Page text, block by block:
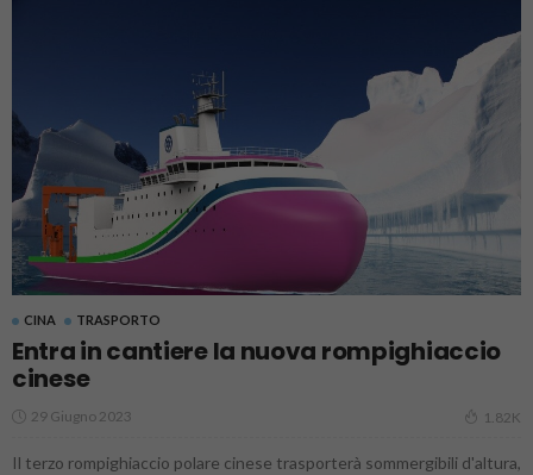
CINA TRASPORTO
Entra in cantiere la nuova rompighiaccio
cinese
29 Giugno 2023 1.82K
Il terzo rompighiaccio polare cinese trasporterà sommergibili d'altura,